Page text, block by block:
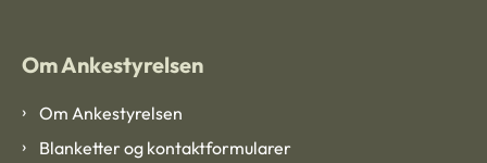
Om Ankestyrelsen
Om Ankestyrelsen
Blanketter og kontaktformularer